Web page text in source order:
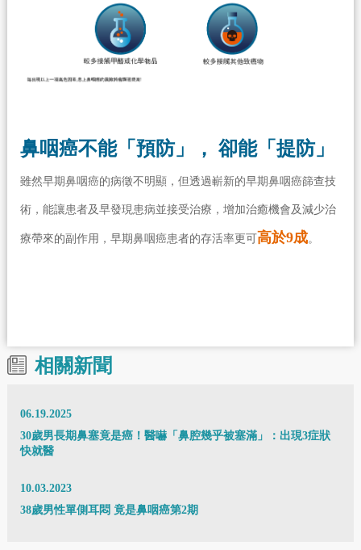
鼻咽癌不能「預防」， 卻能「提防」
雖然早期鼻咽癌的病徵不明顯，但透過嶄新的早期鼻咽癌篩查技
術，能讓患者及早發現患病並接受治療，增加治癒機會及減少治
療帶來的副作用，早期鼻咽癌患者的存活率更可高於9成。
相關新聞
06.19.2025
30歲男長期鼻塞竟是癌！醫嚇「鼻腔幾乎被塞滿」：出現3症狀
快就醫
10.03.2023
38歲男性單側耳悶 竟是鼻咽癌第2期